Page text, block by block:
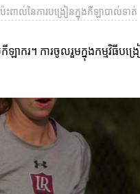
ាល់នៃការបង្រៀនក្នុងកីឡាបាល់ទាត់
ឡាករ។ ការចូលរួមក្នុងកម្មវិធី